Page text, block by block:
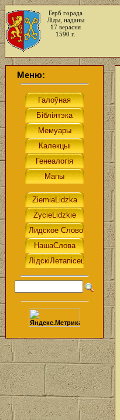
Герб горада
Ліды, наданы
17 верасня
1590 г.
Меню: